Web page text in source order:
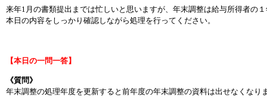
来年1月の書類提出までは忙しいと思いますが、年末調整は給与所得者の
本日の内容をしっかり確認しながら処理を行ってください。
【本日の一問一答】
《質問》
年末調整の処理年度を更新すると前年度の年末調整の資料は出せなくなり